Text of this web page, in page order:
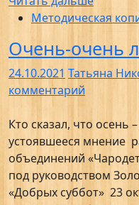
Методическая
Очень-очень
24.10.2021 Татьяна
комментарий
Кто сказал, что осень
устоявшееся мнение
объединений
под руководством
«Добрых суббот» 23